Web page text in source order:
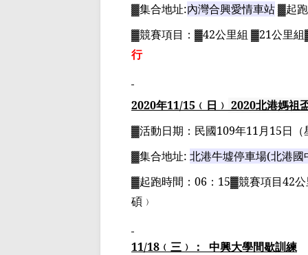
▓集合地址:內灣合興愛情車站▓起
▓競賽項目： ▓42公里組 ▓21公里組
行
2020年11/15 ﹙日﹚ 2020北港媽祖
▓活動日期： 民國109年11月15日
▓集合地址: 北港牛墟停車場(北港國
▓起跑時間： 06 ： 15▓競賽項目42
碩 ﹚
11/18 ﹙三﹚：
中興大學間歇訓練